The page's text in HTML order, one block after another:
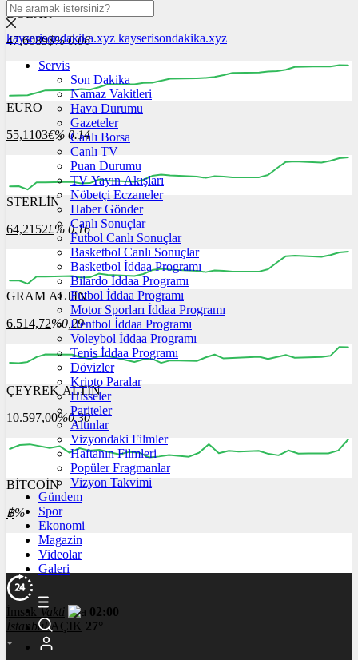
DOLAR
47,6089$% 0.06
00:00 00:00 00:00
EURO
55,1103€% 0.14
00:00 00:00 00:00
STERLİN
64,2152£% 0.16
00:00 00:00 00:00
GRAM ALTIN
6.514,72%0,29
00:00 00:00
ÇEYREK ALTIN
10.597,00%0,30
00:00 00:00
BİTCOİN
฿%
kayserisondakika.xyz kayserisondakika.xyz
Servis
Son Dakika
Namaz Vakitleri
Hava Durumu
Gazeteler
Canlı Borsa
Canlı TV
Puan Durumu
TV Yayın Akışları
Nöbetçi Eczaneler
Haber Gönder
Canlı Sonuçlar
Futbol Canlı Sonuçlar
Basketbol Canlı Sonuçlar
Basketbol İddaa Programı
Bilardo İddaa Programı
Futbol İddaa Programı
Motor Sporları İddaa Programı
Hentbol İddaa Programı
Voleybol İddaa Programı
Tenis İddaa Programı
Dövizler
Kripto Paralar
Hisseler
Pariteler
Altınlar
Vizyondaki Filmler
Haftanın Filmleri
Popüler Fragmanlar
Vizyon Takvimi
Gündem
Spor
Ekonomi
Magazin
Videolar
Galeri
İmsakVakti
02:00
İstanbul AÇIK 27°